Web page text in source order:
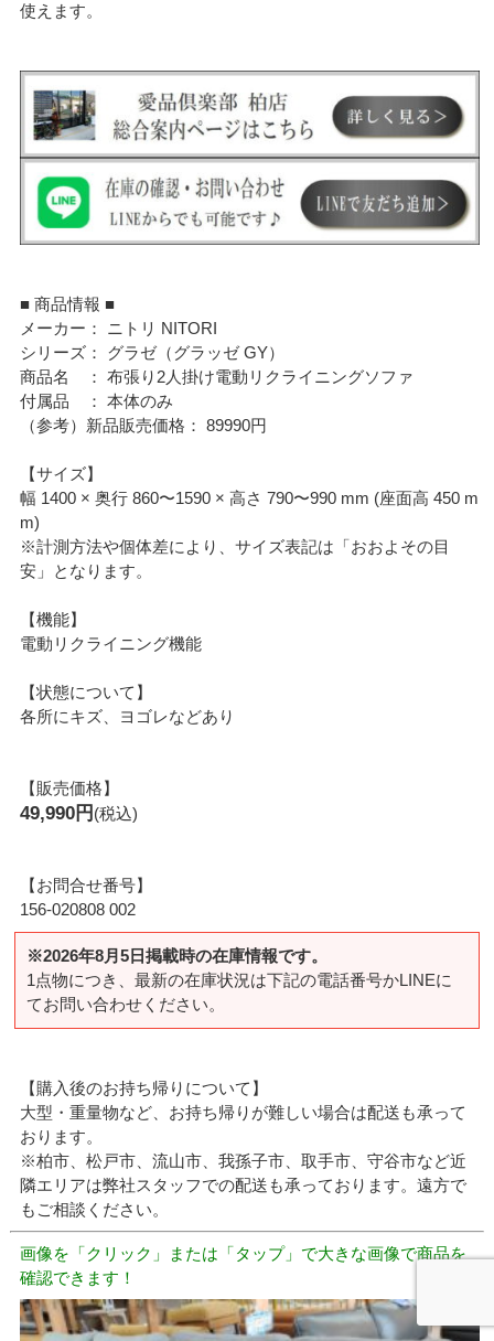
使えます。
■ 商品情報 ■
メーカー： ニトリ NITORI
シリーズ： グラゼ（グラッゼ GY）
商品名 ： 布張り2人掛け電動リクライニングソファ
付属品 ： 本体のみ
（参考）新品販売価格： 89990円
【サイズ】
幅 1400 × 奥行 860〜1590 × 高さ 790〜990 mm (座面高 450 m
m)
※計測方法や個体差により、サイズ表記は「おおよその目
安」となります。
【機能】
電動リクライニング機能
【状態について】
各所にキズ、ヨゴレなどあり
【販売価格】
49,990円 (税込)
【お問合せ番号】
156-020808 002
※2026年8月5日掲載時の在庫情報です。
1点物につき、最新の在庫状況は下記の電話番号かLINEに
てお問い合わせください。
【購入後のお持ち帰りについて】
大型・重量物など、お持ち帰りが難しい場合は配送も承って
おります。
※柏市、松戸市、流山市、我孫子市、取手市、守谷市など近
隣エリアは弊社スタッフでの配送も承っております。遠方で
もご相談ください。
画像を「クリック」または「タップ」で大きな画像で商品を
確認できます！